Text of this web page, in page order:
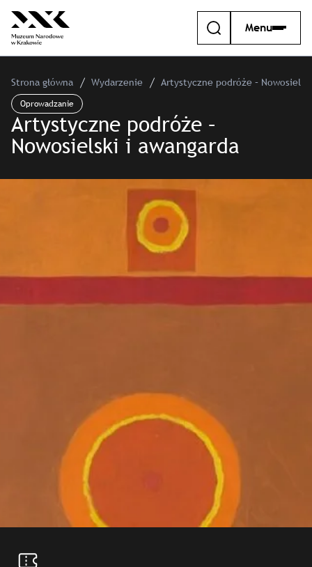
Menu
Strona główna Wydarzenie
Artystyczne podróże –
Oprowadzanie
Artystyczne podróże –
Nowosielski i awangarda